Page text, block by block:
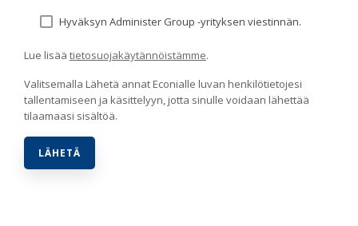
Hyväksyn Administer Group -yrityksen viestinnän.
Lue lisää tietosuojakäytännöistämme.
Valitsemalla Lähetä annat Econialle luvan henkilötietojesi
tallentamiseen ja käsittelyyn, jotta sinulle voidaan lähettää
tilaamaasi sisältöä.